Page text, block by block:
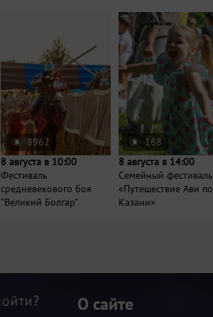
8962
8 августа в 10:00
Фестиваль
средневекового боя
"Великий Болгар"
168
8 августа в 14:00
Семейный фестиваль
«Путешествие Ави по
Казани»
О сайте